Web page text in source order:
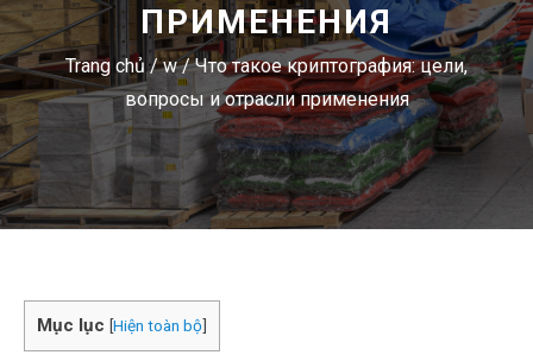
ПРИМЕНЕНИЯ
Trang chủ/w/Что такое криптография: цели,
вопросы и отрасли применения
Mục lục [Hiện toàn bộ]